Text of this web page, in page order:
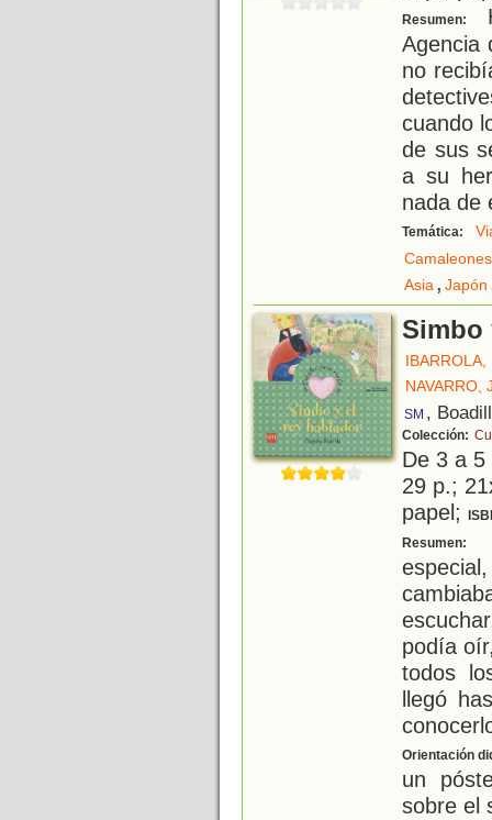
Resumen:
Agencia
no
cuando
de sus
a su
nada de
Temática:
Camaleones
Asia, Japón
Simbo
IBARROLA,
NAVARRO,
SM ,
Colección:
De 3 a
29 p.;
papel;
Resumen:
podía
todos
llegó
Orientación
un
sobre el